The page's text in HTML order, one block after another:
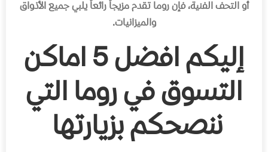
أو التحف الفنیة، فإن روما تقدم مزیجاً رائعاً یلبي جمیع الأذواق
والمیزانیات.
إلیكم افضل 5 اماكن
التسوق في روما التي
ننصحكم بزیارتھا